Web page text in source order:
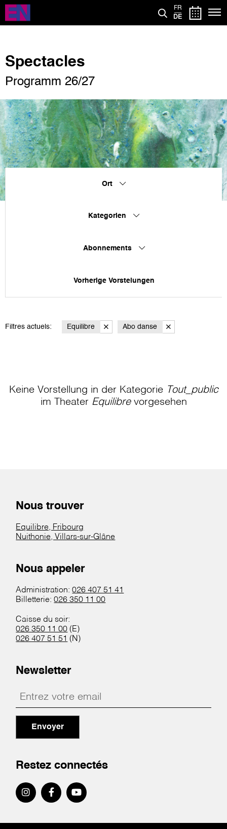
Direkt
zum
Inhalt
FR
DE
Spectacles
Programm 26/27
Ort
Kategorien
Abonnements
Vorherige Vorstelungen
Filtres actuels: Equilibre Abo danse
Keine Vorstellung in der Kategorie Tout_public
im Theater Equilibrevorgesehen
Nous trouver
Equilibre, Fribourg
Nuithonie, Villars-sur-Glâne
Nous appeler
Administration:026 407 51 41
Billetterie:026 350 11 00
Caisse du soir:
026 350 11 00 (E)
026 407 51 51 (N)
Newsletter
Envoyer
Restez connectés